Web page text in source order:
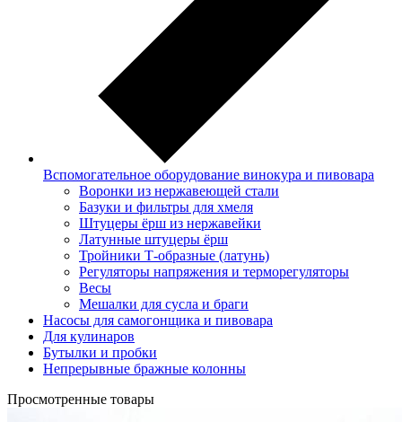
Вспомогательное оборудование винокура и пивовара
Воронки из нержавеющей стали
Базуки и фильтры для хмеля
Штуцеры ёрш из нержавейки
Латунные штуцеры ёрш
Тройники Т-образные (латунь)
Регуляторы напряжения и терморегуляторы
Весы
Мешалки для сусла и браги
Насосы для самогонщика и пивовара
Для кулинаров
Бутылки и пробки
Непрерывные бражные колонны
Просмотренные товары